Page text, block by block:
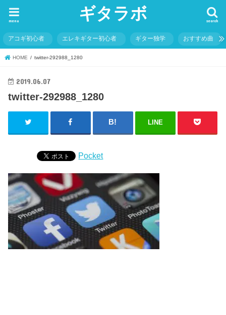
ギタラボ search
menu
アコギ初心者 エレキギター初心者 ギター独学 おすすめ曲
HOME twitter-292988_1280
2019.06.07
twitter-292988_1280
LINE
Pocket